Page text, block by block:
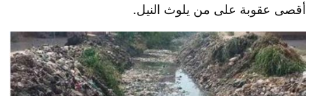
أقصى عقوبة على من يلوث النيل.